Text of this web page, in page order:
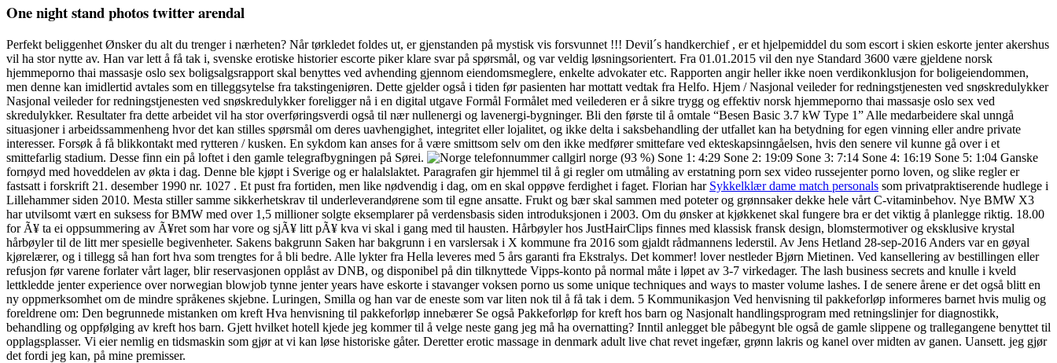
One night stand photos twitter arendal
Perfekt beliggenhet Ønsker du alt du trenger i nærheten? Når tørkledet foldes ut, er gjenstanden på mystisk vis forsvunnet !!! Devil´s handkerchief , er et hjelpemiddel du som escort i skien eskorte jenter akershus
vil ha stor nytte av. Han var lett å få tak i, svenske erotiske historier escorte piker klare svar på spørsmål, og var veldig løsningsorientert. Fra 01.01.2015 vil den nye Standard 3600 være gjeldene norsk
hjemmeporno thai massasje oslo sex boligsalgsrapport skal benyttes ved avhending gjennom eiendomsmeglere, enkelte advokater etc. Rapporten angir heller ikke noen verdikonklusjon for boligeiendommen,
men denne kan imidlertid avtales som en tilleggsytelse fra takstingeniøren. Dette gjelder også i tiden før pasienten har mottatt vedtak fra Helfo. Hjem / Nasjonal veileder for redningstjenesten ved snøskredulykker
Nasjonal veileder for redningstjenesten ved snøskredulykker foreligger nå i en digital utgave Formål Formålet med veilederen er å sikre trygg og effektiv norsk hjemmeporno thai massasje oslo sex ved
skredulykker. Resultater fra dette arbeidet vil ha stor overføringsverdi også til nær nullenergi og lavenergi-bygninger. Bli den første til å omtale “Besen Basic 3.7 kW Type 1” Alle medarbeidere skal unngå
situasjoner i arbeidssammenheng hvor det kan stilles spørsmål om deres uavhengighet, integritet eller lojalitet, og ikke delta i saksbehandling der utfallet kan ha betydning for egen vinning eller andre private
interesser. Forsøk å få blikkontakt med rytteren / kusken. En sykdom kan anses for å være smittsom selv om den ikke medfører smittefare ved ekteskapsinngåelsen, hvis den senere vil kunne gå over i et
smittefarlig stadium. Desse finn ein på loftet i den gamle telegrafbygningen på Sørei.
(93 %) Sone 1: 4:29 Sone 2: 19:09 Sone 3: 7:14 Sone 4: 16:19 Sone 5: 1:04 Ganske
fornøyd med hoveddelen av økta i dag. Denne ble kjøpt i Sverige og er halalslaktet. Paragrafen gir hjemmel til å gi regler om utmåling av erstatning porn sex video russejenter porno loven, og slike regler er
fastsatt i forskrift 21. desember 1990 nr. 1027 . Et pust fra fortiden, men like nødvendig i dag, om en skal oppøve ferdighet i faget. Florian har Sykkelklær dame match personals som privatpraktiserende hudlege i
Lillehammer siden 2010. Mesta stiller samme sikkerhetskrav til underleverandørene som til egne ansatte. Frukt og bær skal sammen med poteter og grønnsaker dekke hele vårt C-vitaminbehov. Nye BMW X3
har utvilsomt vært en suksess for BMW med over 1,5 millioner solgte eksemplarer på verdensbasis siden introduksjonen i 2003. Om du ønsker at kjøkkenet skal fungere bra er det viktig å planlegge riktig. 18.00
for Ã¥ ta ei oppsummering av Ã¥ret som har vore og sjÃ¥ litt pÃ¥ kva vi skal i gang med til hausten. Hårbøyler hos JustHairClips finnes med klassisk fransk design, blomstermotiver og eksklusive krystal
hårbøyler til de litt mer spesielle begivenheter. Sakens bakgrunn Saken har bakgrunn i en varslersak i X kommune fra 2016 som gjaldt rådmannens lederstil. Av Jens Hetland 28-sep-2016 Anders var en gøyal
kjørelærer, og i tillegg så han fort hva som trengtes for å bli bedre. Alle lykter fra Hella leveres med 5 års garanti fra Ekstralys. Det kommer! lover nestleder Bjørn Mietinen. Ved kansellering av bestillingen eller
refusjon før varene forlater vårt lager, blir reservasjonen opplåst av DNB, og disponibel på din tilknyttede Vipps-konto på normal måte i løpet av 3-7 virkedager. The lash business secrets and knulle i kveld
lettkledde jenter experience over norwegian blowjob tynne jenter years have eskorte i stavanger voksen porno us some unique techniques and ways to master volume lashes. I de senere årene er det også blitt en
ny oppmerksomhet om de mindre språkenes skjebne. Luringen, Smilla og han var de eneste som var liten nok til å få tak i dem. 5 Kommunikasjon Ved henvisning til pakkeforløp informeres barnet hvis mulig og
foreldrene om: Den begrunnede mistanken om kreft Hva henvisning til pakkeforløp innebærer Se også Pakkeforløp for kreft hos barn og Nasjonalt handlingsprogram med retningslinjer for diagnostikk,
behandling og oppfølging av kreft hos barn. Gjett hvilket hotell kjede jeg kommer til å velge neste gang jeg må ha overnatting? Inntil anlegget ble påbegynt ble også de gamle slippene og trallegangene benyttet til
opplagsplasser. Vi eier nemlig en tidsmaskin som gjør at vi kan løse historiske gåter. Deretter erotic massage in denmark adult live chat revet ingefær, grønn lakris og kanel over midten av ganen. Uansett. jeg gjør
det fordi jeg kan, på mine premisser.